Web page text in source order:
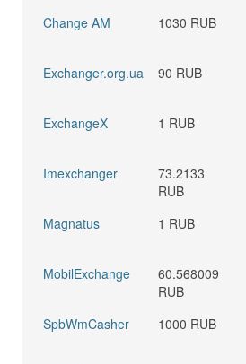
Change AM
1030 RUB
Exchanger.org.ua
90 RUB
ExchangeX
1 RUB
Imexchanger
73.2133
RUB
Magnatus
1 RUB
MobilExchange
60.568009
RUB
SpbWmCasher
1000 RUB